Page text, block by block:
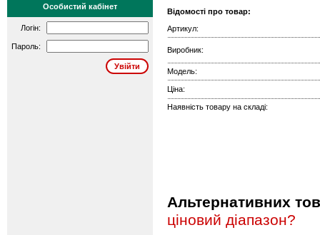
Особистий кабінет
Логін:
Пароль:
Відомості про товар:
Артикул:
Виробник:
Модель:
Ціна:
Наявність товару на складі:
Альтернативних
ціновий діапазон?